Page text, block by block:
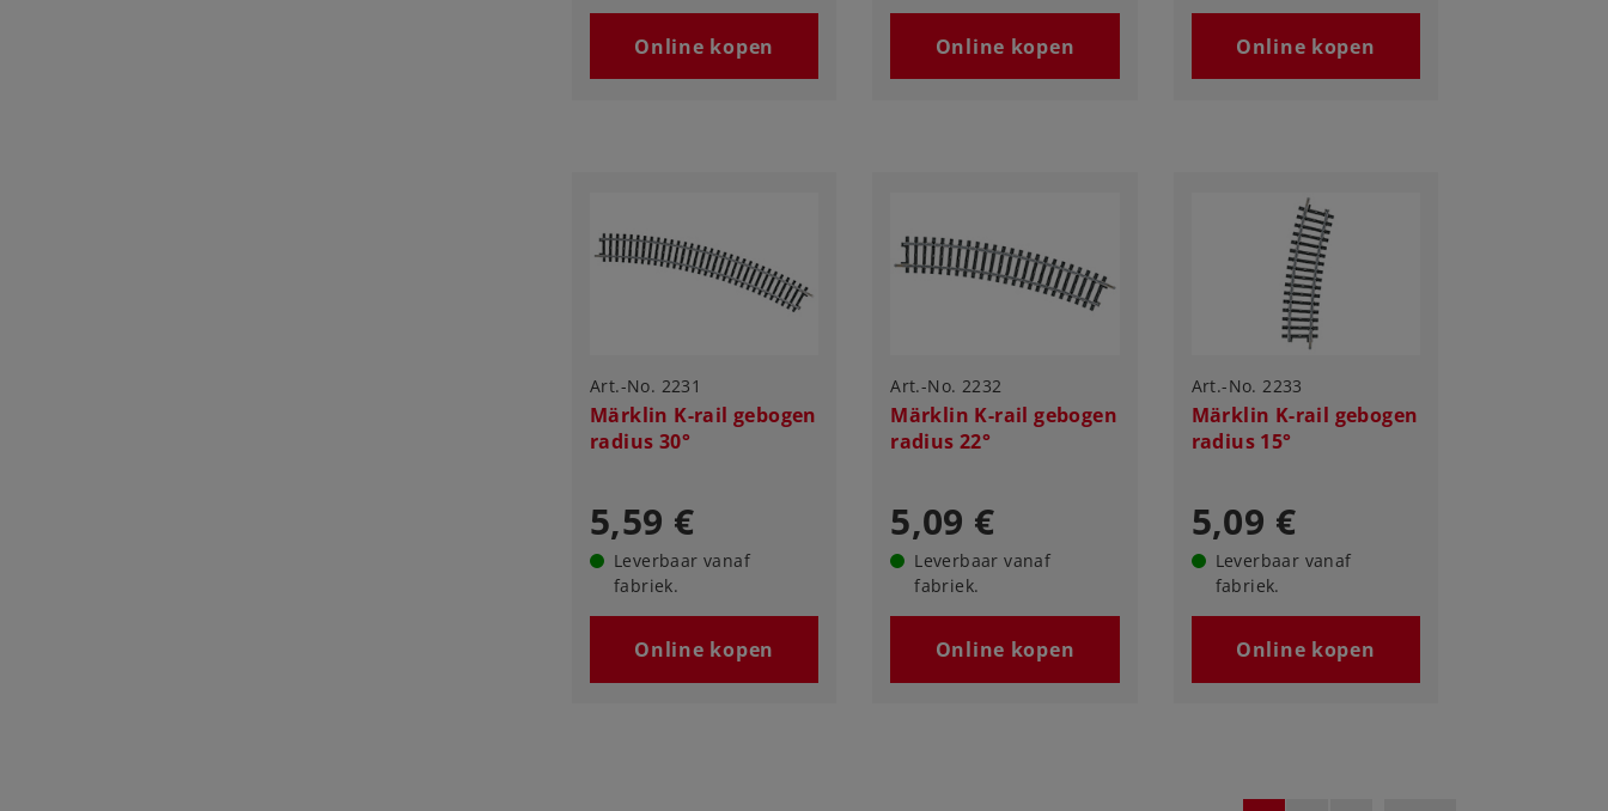
Online kopen Online kopen Online kopen
Art.-No. 2231
Märklin K-rail gebogen
radius 30°
5,59 €
Leverbaar vanaf
fabriek.
Online kopen
Art.-No. 2232
Märklin K-rail gebogen
radius 22°
5,09 €
Leverbaar vanaf
fabriek.
Online kopen
Art.-No. 2233
Märklin K-rail gebogen
radius 15°
5,09 €
Leverbaar vanaf
fabriek.
Online kopen